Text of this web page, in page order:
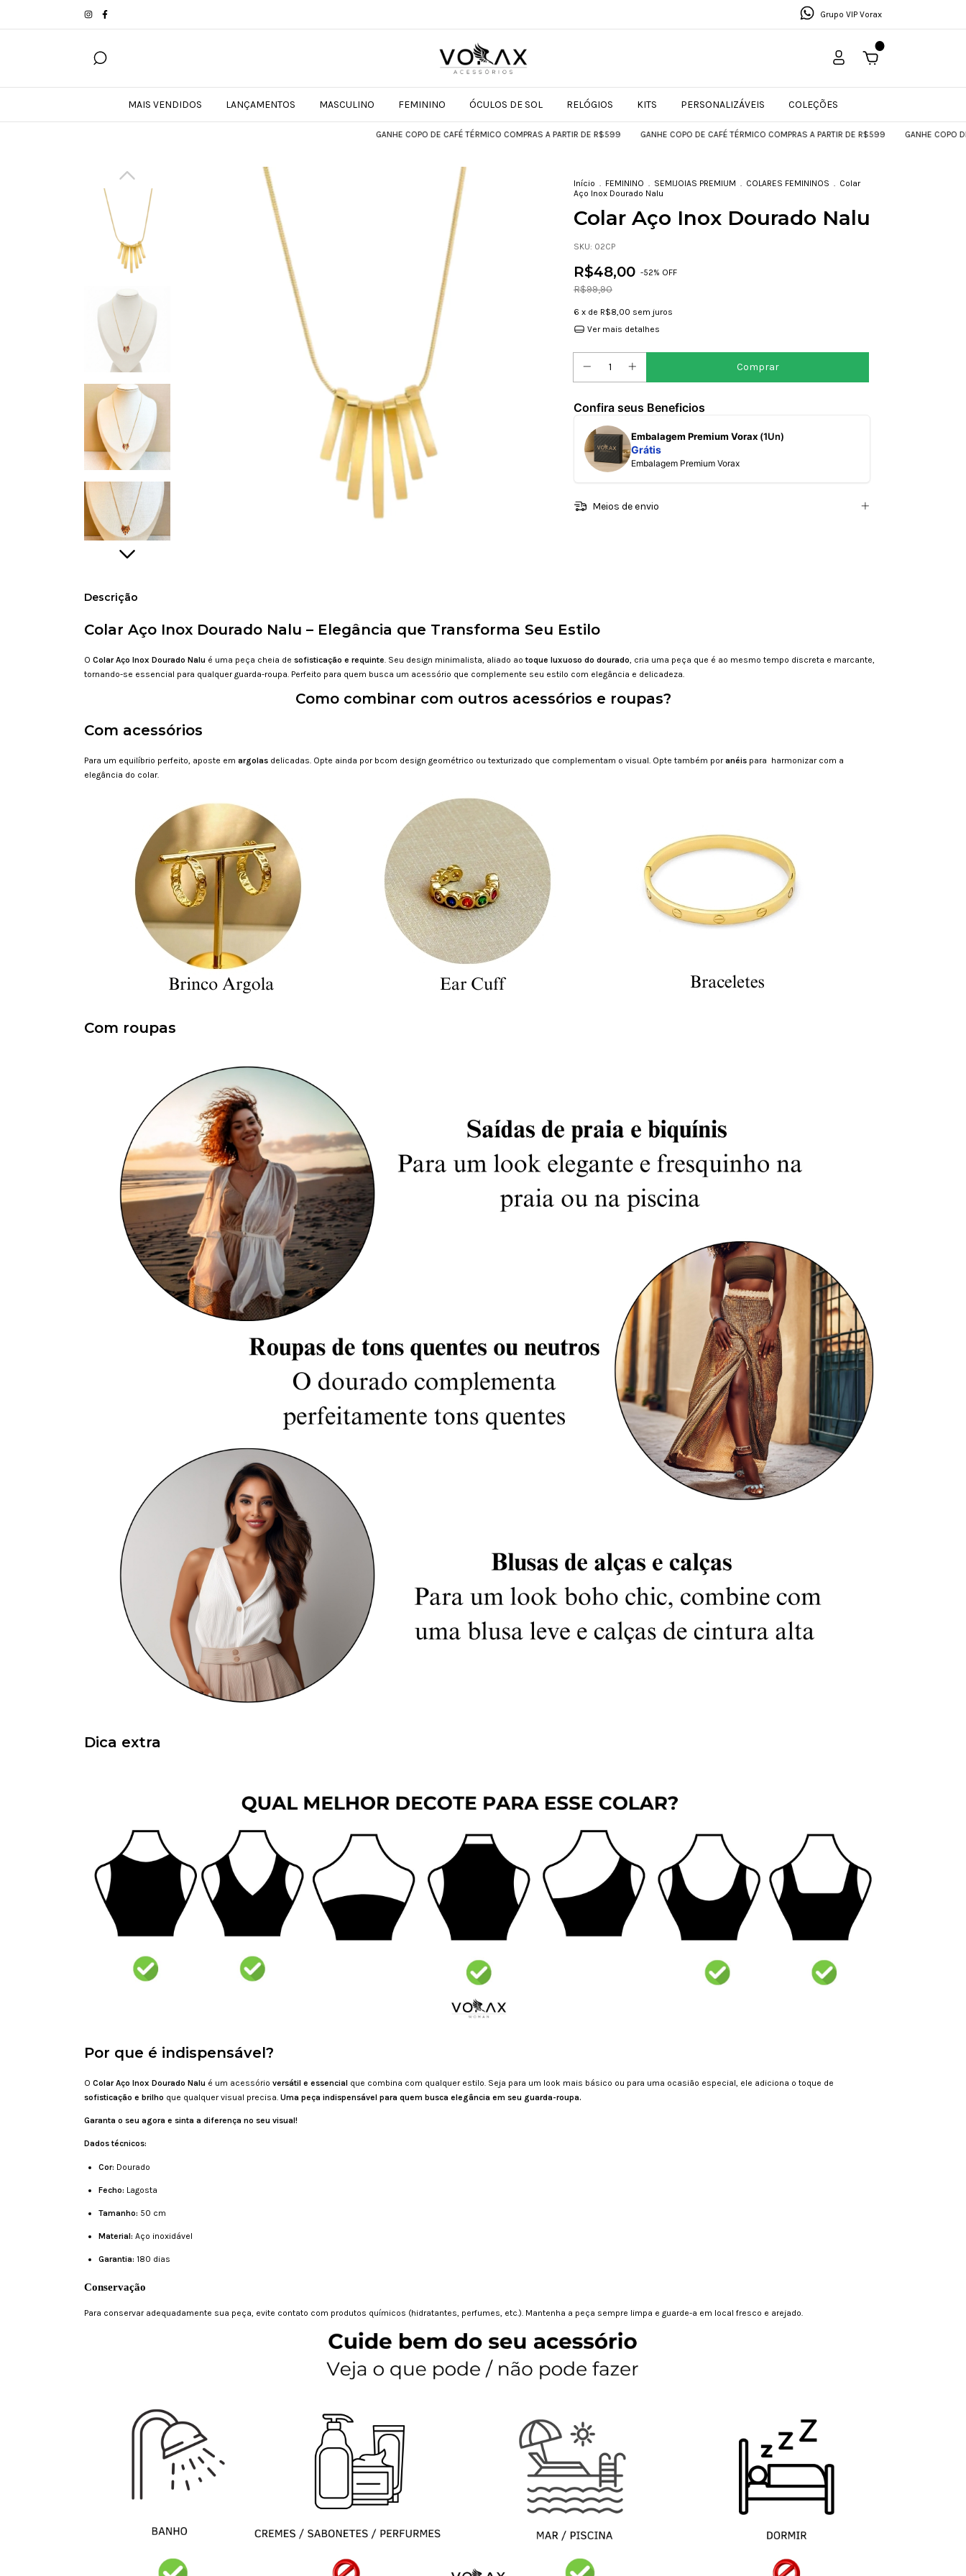
Grupo VIP Vorax
MAIS VENDIDOS LANÇAMENTOS MASCULINO FEMININO ÓCULOS DE SOL RELÓGIOS KITS PERSONALIZÁVEIS COLEÇÕES
GANHE COPO DE CAFÉ TÉRMICO COMPRAS A PARTIR DE R$599 GANHE COPO DE CAFÉ TÉRMICO COMPRAS A PARTIR DE R$599 GANHE COPO DE CAFÉ
Início . FEMININO . SEMIJOIAS PREMIUM . COLARES FEMININOS . Colar
Aço Inox Dourado Nalu
Colar Aço Inox Dourado Nalu
SKU: 02CP
R$48,00 -52% OFF
R$99,90
6 x de R$8,00 sem juros
Ver mais detalhes
Confira seus Beneficios
Embalagem Premium Vorax (1Un)
Grátis
Embalagem Premium Vorax
Meios de envio
Descrição
Colar Aço Inox Dourado Nalu – Elegância que Transforma Seu Estilo
O Colar Aço Inox Dourado Nalu é uma peça cheia de sofisticação e requinte. Seu design minimalista, aliado ao toque luxuoso do dourado, cria uma peça que é ao mesmo tempo discreta e marcante,
tornando-se essencial para qualquer guarda-roupa. Perfeito para quem busca um acessório que complemente seu estilo com elegância e delicadeza.
Como combinar com outros acessórios e roupas?
Com acessórios
Para um equilíbrio perfeito, aposte em argolas delicadas. Opte ainda por bcom design geométrico ou texturizado que complementam o visual. Opte também poranéis para harmonizar com a
elegância do colar.
Com roupas
Dica extra
Por que é indispensável?
O Colar Aço Inox Dourado Nalu é um acessório versátil e essencial que combina com qualquer estilo. Seja para um look mais básico ou para uma ocasião especial, ele adiciona o toque de
sofisticação e brilho que qualquer visual precisa. Uma peça indispensável para quem busca elegância em seu guarda-roupa.
Garanta o seu agora e sinta a diferença no seu visual!
Dados técnicos:
Cor: Dourado
Fecho: Lagosta
Tamanho: 50 cm
Material: Aço inoxidável
Garantia: 180 dias
Conservação
Para conservar adequadamente sua peça, evite contato com produtos químicos (hidratantes, perfumes, etc.). Mantenha a peça sempre limpa e guarde-a em local fresco e arejado.